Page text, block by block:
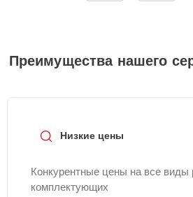
Преимущества нашего
Низкие цены
Конкурентные цены на все виды
комплектующих